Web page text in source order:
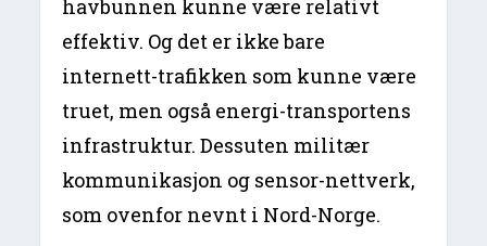
havbunnen kunne være relativt
effektiv. Og det er ikke bare
internett-trafikken som kunne være
truet, men også energi-transportens
infrastruktur. Dessuten militær
kommunikasjon og sensor-nettverk,
som ovenfor nevnt i Nord-Norge.